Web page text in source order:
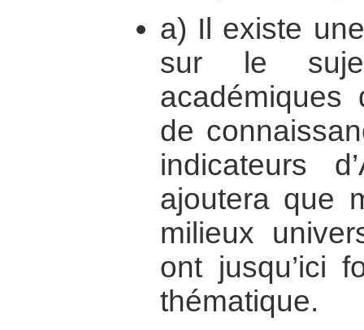
a) Il existe
sur le
académiques
de
indicateurs
ajoutera que
milieux
ont jusqu’ici
thématique.